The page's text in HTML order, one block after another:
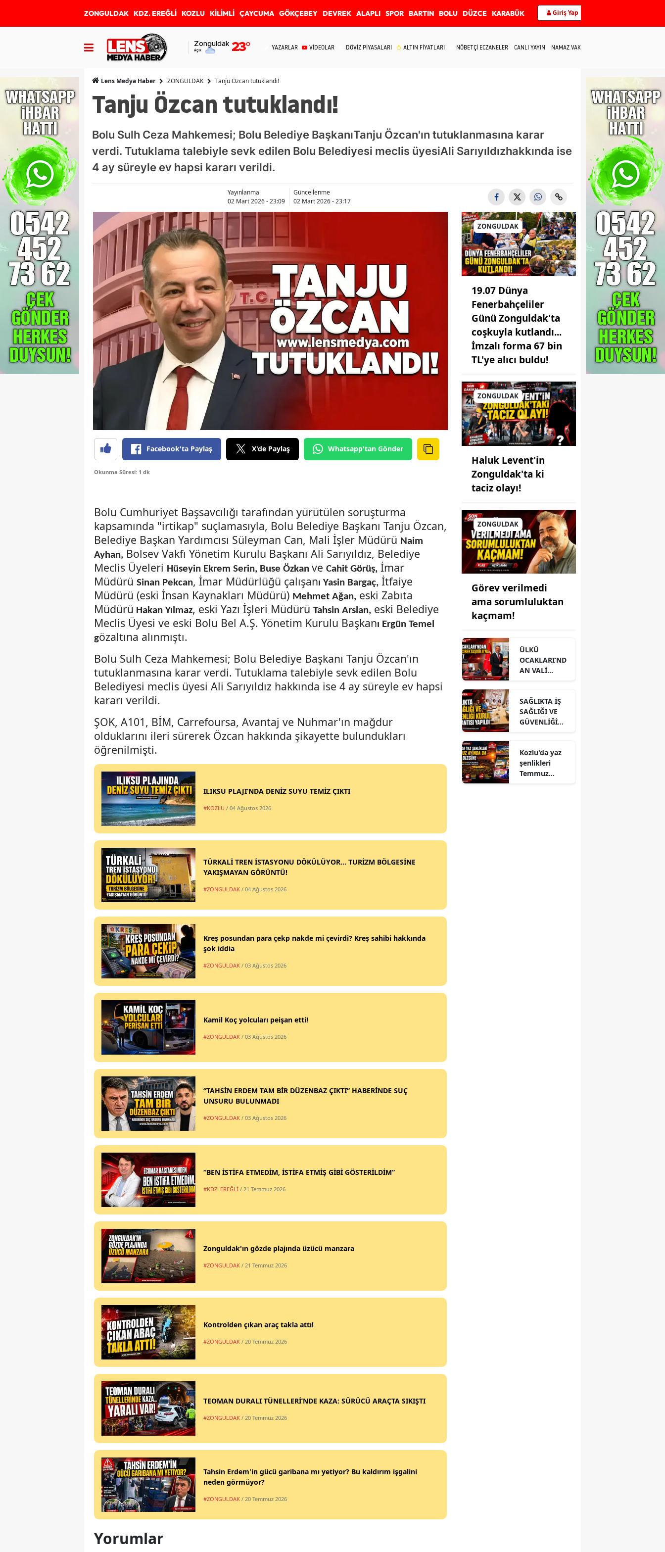
ZONGULDAK KDZ. EREĞLİ KOZLU KİLİMLİ ÇAYCUMA GÖKÇEBEY DEVREK ALAPLI SPOR BARTIN BOLU DÜZCE KARABÜK Giriş Yap
Zonguldak
Açık 23° YAZARLAR VİDEOLAR DÖVİZ PİYASALARI ALTIN FİYATLARI NÖBETÇİ ECZANELER CANLI YAYIN NAMAZ VAKİTLERİ
Lens Medya Haber ZONGULDAK Tanju Özcan tutuklandı!
Tanju Özcan tutuklandı!
Bolu Sulh Ceza Mahkemesi; Bolu Belediye BaşkanıTanju Özcan'ın tutuklanmasına karar
verdi. Tutuklama talebiyle sevk edilen Bolu Belediyesi meclis üyesiAli Sarıyıldızhakkında ise
4 ay süreyle ev hapsi kararı verildi.
Yayınlanma
02 Mart 2026 - 23:09
Güncellenme
02 Mart 2026 - 23:17
Facebook'ta Paylaş X'de Paylaş Whatsapp'tan Gönder
Okunma Süresi: 1 dk
Bolu Cumhuriyet Başsavcılığı tarafından yürütülen soruşturma
kapsamında "irtikap" suçlamasıyla, Bolu Belediye Başkanı Tanju Özcan,
Belediye Başkan Yardımcısı Süleyman Can, Mali İşler Müdürü Naim
Ayhan, Bolsev Vakfı Yönetim Kurulu Başkanı Ali Sarıyıldız, Belediye
Meclis Üyeleri Hüseyin Ekrem Serin, Buse Özkan ve Cahit Görüş, İmar
Müdürü Sinan Pekcan, İmar Müdürlüğü çalışanı Yasin Bargaç, İtfaiye
Müdürü (eski İnsan Kaynakları Müdürü) Mehmet Ağan, eski Zabıta
Müdürü Hakan Yılmaz, eski Yazı İşleri Müdürü Tahsin Arslan, eski Belediye
Meclis Üyesi ve eski Bolu Bel A.Ş. Yönetim Kurulu Başkanı Ergün Temel
gözaltına alınmıştı.
Bolu Sulh Ceza Mahkemesi; Bolu Belediye Başkanı Tanju Özcan'ın
tutuklanmasına karar verdi. Tutuklama talebiyle sevk edilen Bolu
Belediyesi meclis üyesi Ali Sarıyıldız hakkında ise 4 ay süreyle ev hapsi
kararı verildi.
ŞOK, A101, BİM, Carrefoursa, Avantaj ve Nuhmar'ın mağdur
olduklarını ileri sürerek Özcan hakkında şikayette bulundukları
öğrenilmişti.
ILIKSU PLAJI’NDA DENİZ SUYU TEMİZ ÇIKTI
#KOZLU / 04 Ağustos 2026
TÜRKALİ TREN İSTASYONU DÖKÜLÜYOR... TURİZM BÖLGESİNE
YAKIŞMAYAN GÖRÜNTÜ!
#ZONGULDAK / 04 Ağustos 2026
Kreş posundan para çekp nakde mi çevirdi? Kreş sahibi hakkında
şok iddia
#ZONGULDAK / 03 Ağustos 2026
Kamil Koç yolcuları peişan etti!
#ZONGULDAK / 03 Ağustos 2026
“TAHSİN ERDEM TAM BİR DÜZENBAZ ÇIKTI” HABERİNDE SUÇ
UNSURU BULUNMADI
#ZONGULDAK / 03 Ağustos 2026
“BEN İSTİFA ETMEDİM, İSTİFA ETMİŞ GİBİ GÖSTERİLDİM”
#KDZ. EREĞLİ / 21 Temmuz 2026
Zonguldak'ın gözde plajında üzücü manzara
#ZONGULDAK / 21 Temmuz 2026
Kontrolden çıkan araç takla attı!
#ZONGULDAK / 20 Temmuz 2026
TEOMAN DURALI TÜNELLERİ’NDE KAZA: SÜRÜCÜ ARAÇTA SIKIŞTI
#ZONGULDAK / 20 Temmuz 2026
Tahsin Erdem'in gücü garibana mı yetiyor? Bu kaldırım işgalini
neden görmüyor?
#ZONGULDAK / 20 Temmuz 2026
Yorumlar
ZONGULDAK
19.07 Dünya
Fenerbahçeliler
Günü Zonguldak'ta
coşkuyla kutlandı...
İmzalı forma 67 bin
TL'ye alıcı buldu!
ZONGULDAK
Haluk Levent'in
Zonguldak'ta ki
taciz olayı!
ZONGULDAK
Görev verilmedi
ama sorumluluktan
kaçmam!
ÜLKÜ
OCAKLARI’ND
AN VALİ
ZİYARET
SAĞLIKTA İŞ
SAĞLIĞI VE
GÜVENLİĞİ
YAPILDI
Kozlu'da yaz
şenlikleri
Temmuz